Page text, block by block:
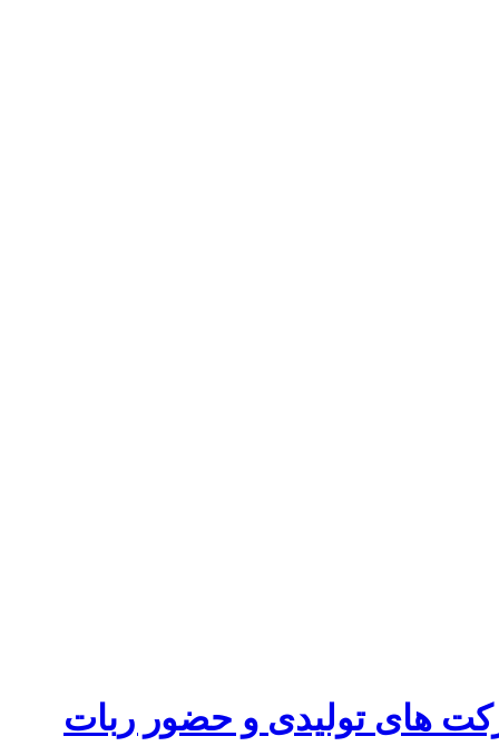
های تولیدی و حضور ربات